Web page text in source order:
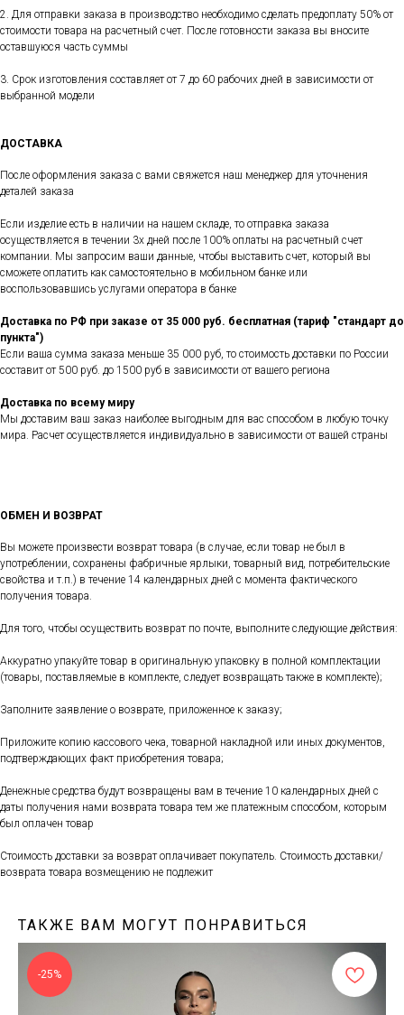
2. Для отправки заказа в производство необходимо сделать предоплату 50% от
стоимости товара на расчетный счет. После готовности заказа вы вносите
оставшуюся часть суммы
3. Срок изготовления составляет от 7 до 60 рабочих дней в зависимости от
выбранной модели
ДОСТАВКА
После оформления заказа с вами свяжется наш менеджер для уточнения
деталей заказа
Если изделие есть в наличии на нашем складе, то отправка заказа
осуществляется в течении 3х дней после 100% оплаты на расчетный счет
компании. Мы запросим ваши данные, чтобы выставить счет, который вы
сможете оплатить как самостоятельно в мобильном банке или
воспользовавшись услугами оператора в банке
Доставка по РФ при заказе от 35 000 руб. бесплатная (тариф "стандарт до
пункта")
Если ваша сумма заказа меньше 35 000 руб, то стоимость доставки по России
составит от 500 руб. до 1500 руб в зависимости от вашего региона
Доставка по всему миру
Мы доставим ваш заказ наиболее выгодным для вас способом в любую точку
мира. Расчет осуществляется индивидуально в зависимости от вашей страны
ОБМЕН И ВОЗВРАТ
Вы можете произвести возврат товара (в случае, если товар не был в
употреблении, сохранены фабричные ярлыки, товарный вид, потребительские
свойства и т.п.) в течение 14 календарных дней с момента фактического
получения товара.
Для того, чтобы осуществить возврат по почте, выполните следующие действия:
Аккуратно упакуйте товар в оригинальную упаковку в полной комплектации
(товары, поставляемые в комплекте, следует возвращать также в комплекте);
Заполните заявление о возврате, приложенное к заказу;
Приложите копию кассового чека, товарной накладной или иных документов,
подтверждающих факт приобретения товара;
Денежные средства будут возвращены вам в течение 10 календарных дней с
даты получения нами возврата товара тем же платежным способом, которым
был оплачен товар
Стоимость доставки за возврат оплачивает покупатель. Стоимость доставки/
возврата товара возмещению не подлежит
ТАКЖЕ ВАМ МОГУТ ПОНРАВИТЬСЯ
-25%